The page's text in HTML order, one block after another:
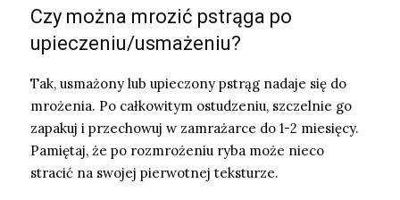
Czy można mrozić pstrąga po
upieczeniu/usmażeniu?
Tak, usmażony lub upieczony pstrąg nadaje się do
mrożenia. Po całkowitym ostudzeniu, szczelnie go
zapakuj i przechowuj w zamrażarce do 1-2 miesięcy.
Pamiętaj, że po rozmrożeniu ryba może nieco
stracić na swojej pierwotnej teksturze.